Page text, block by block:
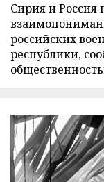
Сирия и
российских
республики,